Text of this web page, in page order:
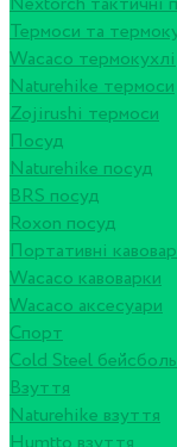
Термоси та
Wacaco термокухлі
Naturehike термоси
Zojirushi термоси
Посуд
Naturehike посуд
BRS посуд
Roxon посуд
Портативні
Wacaco кавоварки
Wacaco аксесуари
Спорт
Cold Steel
Взуття
Naturehike взуття